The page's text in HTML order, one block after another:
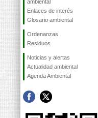
ambiental
Enlaces de interés
Glosario ambiental
Ordenanzas
Residuos
Noticias y alertas
Actualidad ambiental
Agenda Ambiental